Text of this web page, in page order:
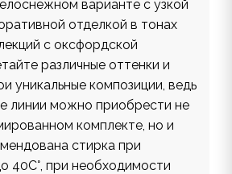
варианте с узкой
отделкой в тонах
с оксфордской
различные оттенки и
уникальные композиции, ведь
линии можно приобрести не
комплекте, но и
стирка при
40С°, при необходимости